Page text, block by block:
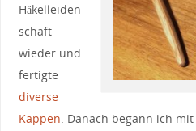
Häkelleiden
schaft
wieder und
fertigte
diverse
Kappen . Danach begann ich